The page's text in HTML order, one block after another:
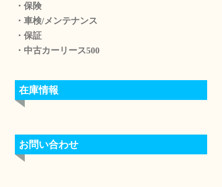
・保険
・車検/メンテナンス
・保証
・中古カーリース500
在庫情報
お問い合わせ